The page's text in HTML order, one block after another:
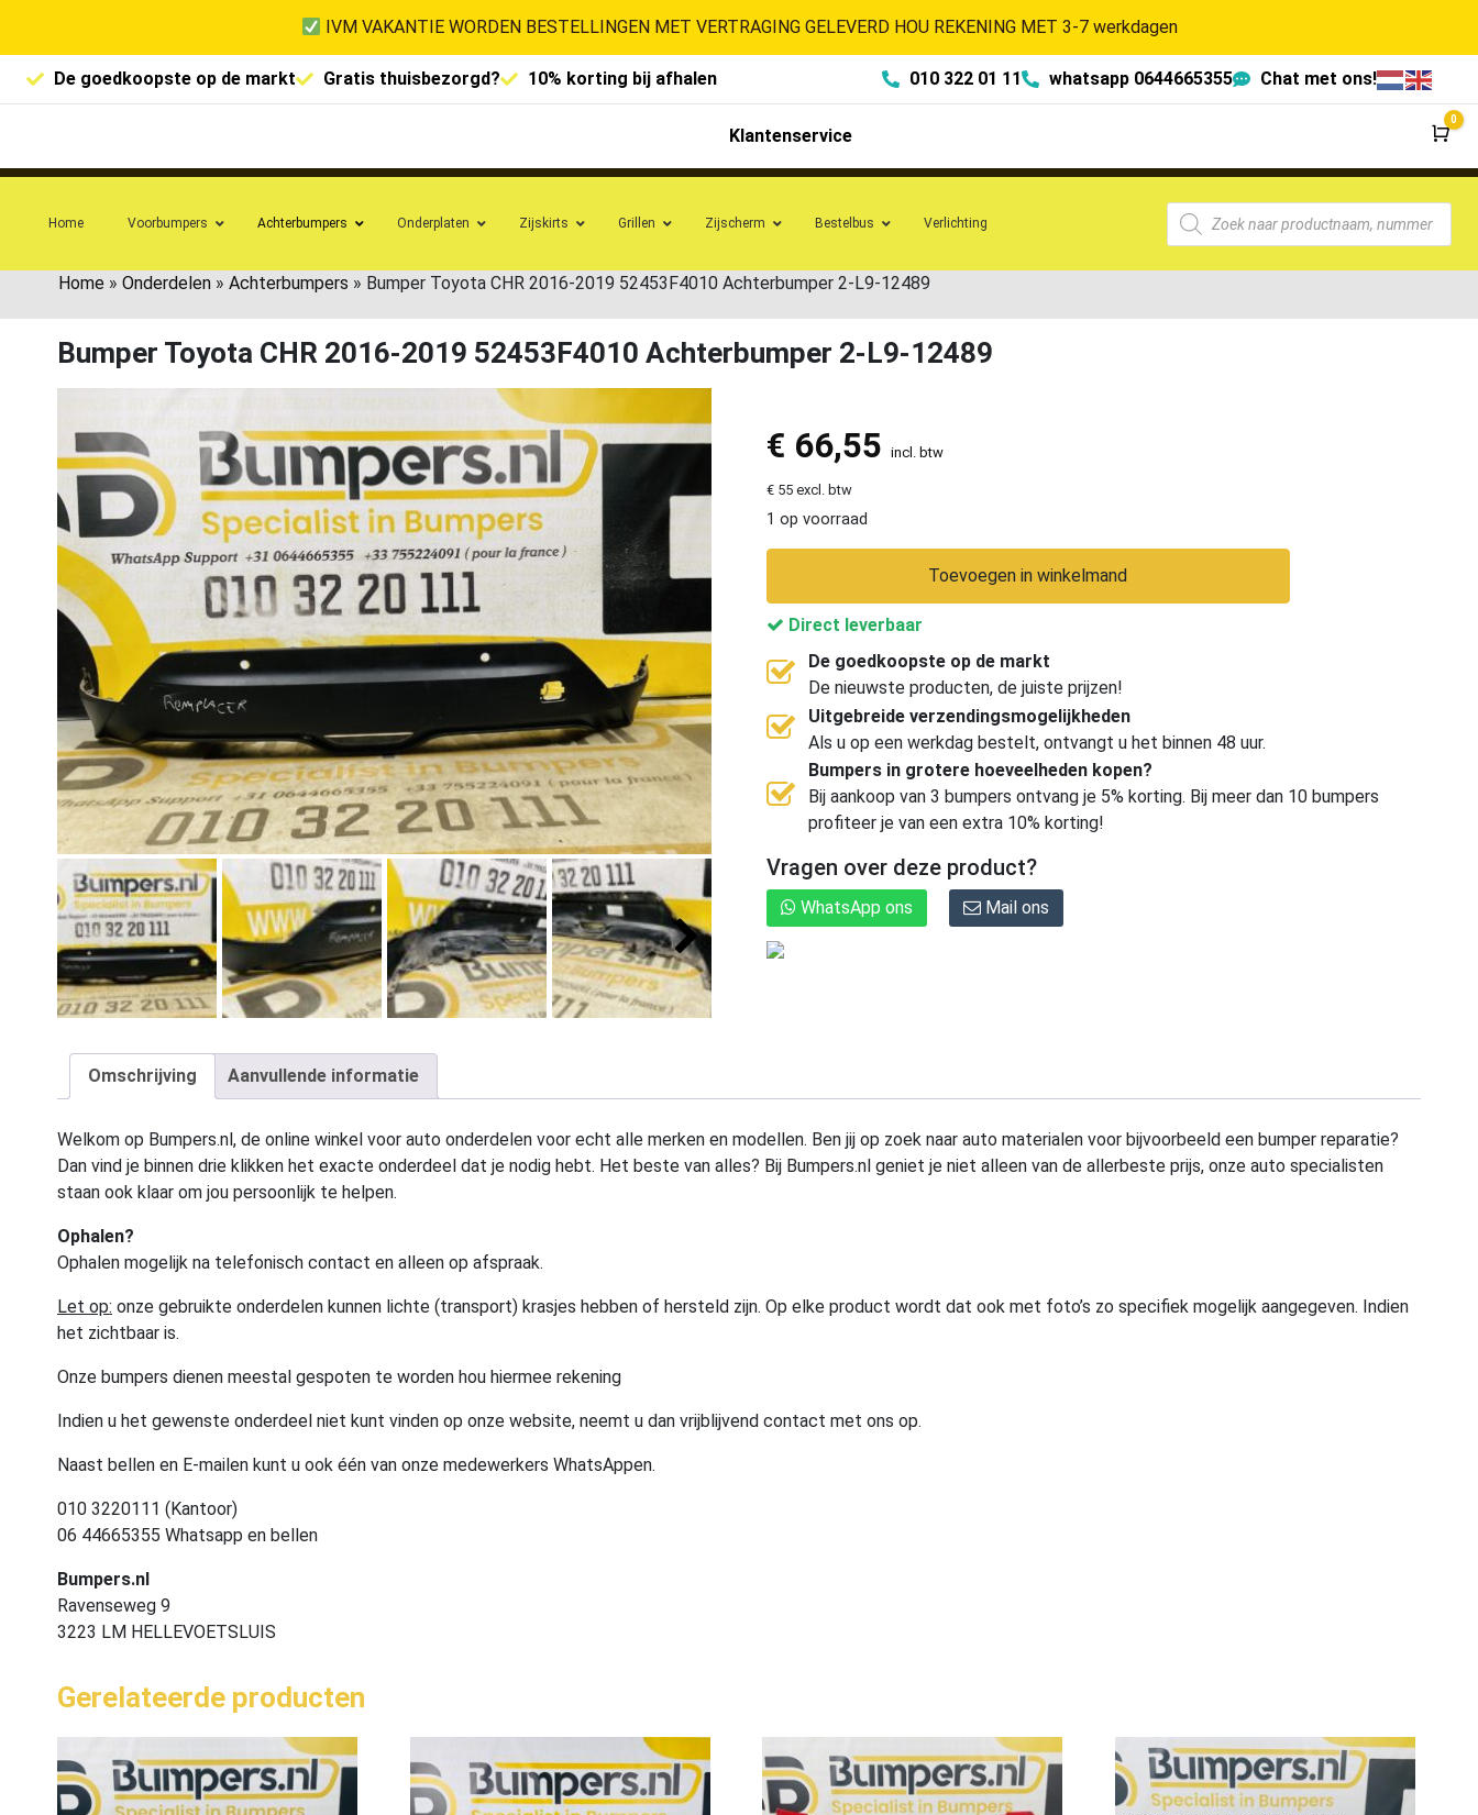
IVM VAKANTIE WORDEN BESTELLINGEN MET VERTRAGING GELEVERD HOU REKENING MET 3-7 werkdagen
De goedkoopste op de markt Gratis thuisbezorgd? 10% korting bij afhalen 010 322 01 11 whatsapp 0644665355 Chat met ons!
Klantenservice
0
Home Voorbumpers Achterbumpers Onderplaten Zijskirts Grillen Zijscherm Bestelbus Verlichting
Home » Onderdelen » Achterbumpers » Bumper Toyota CHR 2016-2019 52453F4010 Achterbumper 2-L9-12489
Bumper Toyota CHR 2016-2019 52453F4010 Achterbumper 2-L9-12489
€ 66,55 incl. btw
€ 55 excl. btw
1 op voorraad
Toevoegen in winkelmand
Direct leverbaar
De goedkoopste op de markt
De nieuwste producten, de juiste prijzen!
Uitgebreide verzendingsmogelijkheden
Als u op een werkdag bestelt, ontvangt u het binnen 48 uur.
Bumpers in grotere hoeveelheden kopen?
Bij aankoop van 3 bumpers ontvang je 5% korting. Bij meer dan 10 bumpers
profiteer je van een extra 10% korting!
Vragen over deze product?
WhatsApp ons Mail ons
Omschrijving Aanvullende informatie
Welkom op Bumpers.nl, de online winkel voor auto onderdelen voor echt alle merken en modellen. Ben jij op zoek naar auto materialen voor bijvoorbeeld een bumper reparatie?
Dan vind je binnen drie klikken het exacte onderdeel dat je nodig hebt. Het beste van alles? Bij Bumpers.nl geniet je niet alleen van de allerbeste prijs, onze auto specialisten
staan ook klaar om jou persoonlijk te helpen.
Ophalen?
Ophalen mogelijk na telefonisch contact en alleen op afspraak.
Let op: onze gebruikte onderdelen kunnen lichte (transport) krasjes hebben of hersteld zijn. Op elke product wordt dat ook met foto’s zo specifiek mogelijk aangegeven. Indien
het zichtbaar is.
Onze bumpers dienen meestal gespoten te worden hou hiermee rekening
Indien u het gewenste onderdeel niet kunt vinden op onze website, neemt u dan vrijblijvend contact met ons op.
Naast bellen en E-mailen kunt u ook één van onze medewerkers WhatsAppen.
010 3220111 (Kantoor)
06 44665355 Whatsapp en bellen
Bumpers.nl
Ravenseweg 9
3223 LM HELLEVOETSLUIS
Gerelateerde producten